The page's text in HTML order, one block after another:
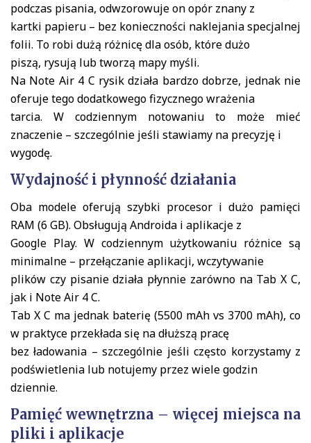
podczas pisania, odwzorowuje on opór znany z
kartki papieru – bez konieczności naklejania specjalnej
folii. To robi dużą różnicę dla osób, które dużo
piszą, rysują lub tworzą mapy myśli.
Na Note Air 4 C rysik działa bardzo dobrze, jednak nie
oferuje tego dodatkowego fizycznego wrażenia
tarcia. W codziennym notowaniu to może mieć
znaczenie – szczególnie jeśli stawiamy na precyzję i
wygodę.
Wydajność i płynność działania
Oba modele oferują szybki procesor i dużo pamięci
RAM (6 GB). Obsługują Androida i aplikacje z
Google Play. W codziennym użytkowaniu różnice są
minimalne – przełączanie aplikacji, wczytywanie
plików czy pisanie działa płynnie zarówno na Tab X C,
jak i Note Air 4 C.
Tab X C ma jednak baterię (5500 mAh vs 3700 mAh), co
w praktyce przekłada się na dłuższą pracę
bez ładowania – szczególnie jeśli często korzystamy z
podświetlenia lub notujemy przez wiele godzin
dziennie.
Pamięć wewnętrzna – więcej miejsca na
pliki i aplikacje